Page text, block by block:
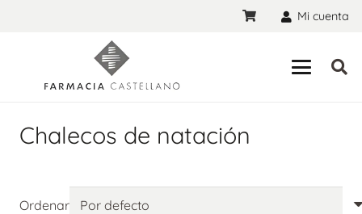
Mi cuenta
Chalecos de natación
Ordenar